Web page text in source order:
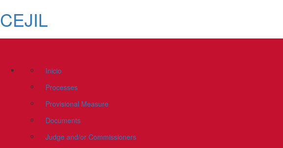
CEJIL
Inicio
Processes
Provisional Measure
Documents
Judge and/or Commissioners